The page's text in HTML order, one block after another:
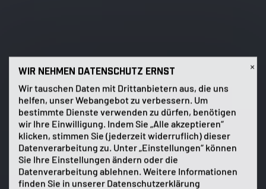
×
WIR NEHMEN DATENSCHUTZ ERNST
Wir tauschen Daten mit Drittanbietern aus, die uns
helfen, unser Webangebot zu verbessern. Um
bestimmte Dienste verwenden zu dürfen, benötigen
wir Ihre Einwilligung. Indem Sie „Alle akzeptieren“
klicken, stimmen Sie (jederzeit widerruflich) dieser
Datenverarbeitung zu. Unter „Einstellungen“ können
Sie Ihre Einstellungen ändern oder die
Datenverarbeitung ablehnen. Weitere Informationen
finden Sie in unserer Datenschutzerklärung